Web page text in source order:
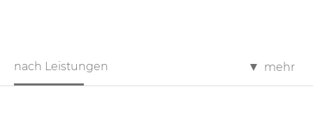
nach Leistungen mehr